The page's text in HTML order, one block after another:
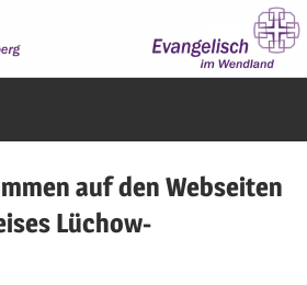
auf den Webseiten
Lüchow-